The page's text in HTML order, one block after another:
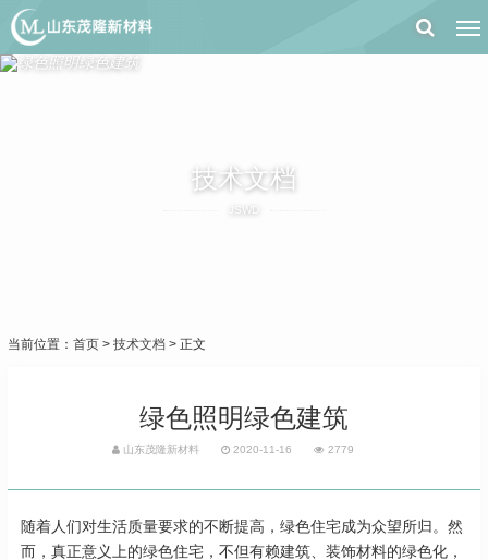
技术文档
JSWD
当前位置： 首页 > 技术文档 > 正文
绿色照明绿色建筑
山东茂隆新材料 2020-11-16 2779
随着人们对生活质量要求的不断提高，绿色住宅成为众望所归。然
而，真正意义上的绿色住宅，不但有赖建筑、装饰材料的绿色化，